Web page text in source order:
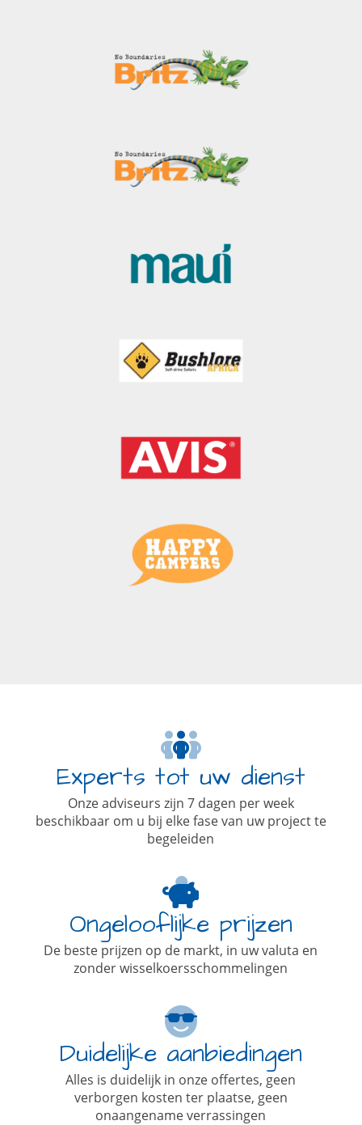
Experts tot uw dienst
Onze adviseurs zijn 7 dagen per week
beschikbaar om u bij elke fase van uw project te
begeleiden
Ongelooflijke prijzen
De beste prijzen op de markt, in uw valuta en
zonder wisselkoersschommelingen
Duidelijke aanbiedingen
Alles is duidelijk in onze offertes, geen
verborgen kosten ter plaatse, geen
onaangename verrassingen